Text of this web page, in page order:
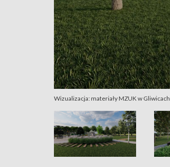
Wizualizacja: materiały MZUK w Gliwicach